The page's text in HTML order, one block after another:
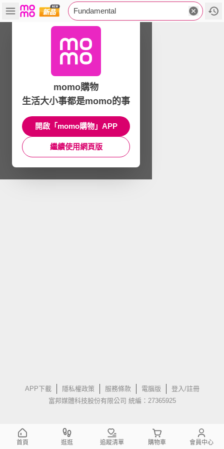
Fundamental
APP下載 隱私權政策 服務條款 電腦版
登入/註冊
富邦媒體科技股份有限公司 統編：27365925
momo購物
生活大小事都是momo的事
開啟「momo購物」APP
繼續使用網頁版
首頁 逛逛 追蹤清單 購物車 會員中心